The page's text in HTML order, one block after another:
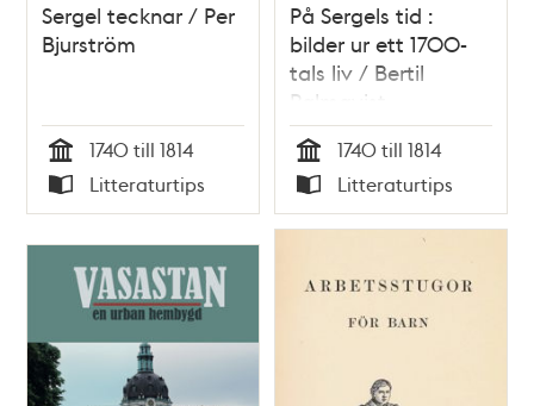
Sergel tecknar / Per
Bjurström
Tid
1740 till 1814
Typ
Litteraturtips
På Sergels tid :
bilder ur ett 1700-
tals liv / Bertil
Palmqvist
Tid
1740 till 1814
Typ
Litteraturtips